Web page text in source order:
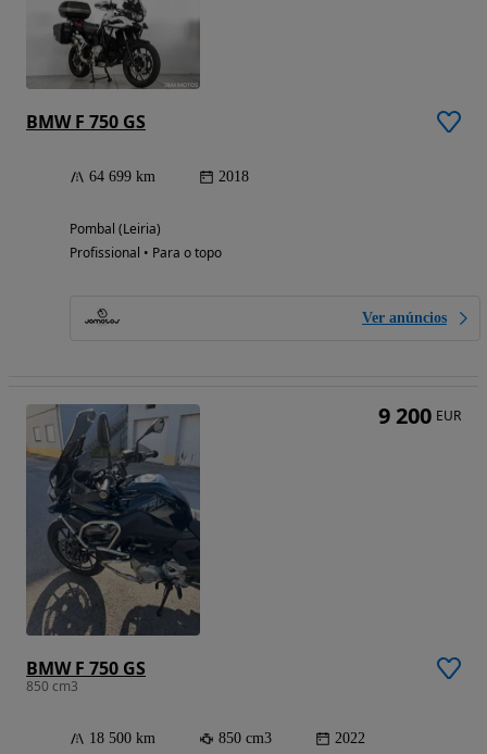
BMW F 750 GS
64 699 km 2018
Pombal (Leiria)
Profissional • Para o topo
Ver anúncios
BMW F 750 GS
850 cm3
18 500 km 850 cm3 2022
9 200 EUR